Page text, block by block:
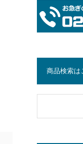
商品検索は